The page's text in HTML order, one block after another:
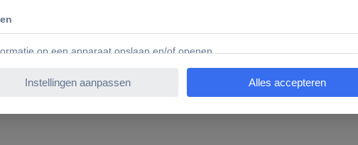
Jonsbo X400 Midi-tower PC-behuizing, Behuizing,
maximaal 13 ventilatoren,